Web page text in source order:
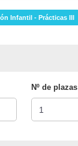
Infantil - Prácticas III
Nº de plazas